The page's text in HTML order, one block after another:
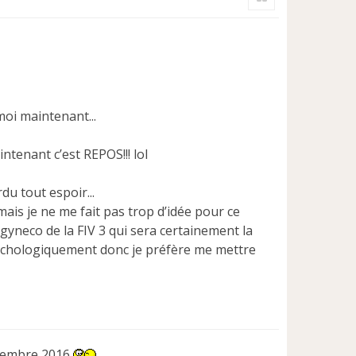
maintenant...
c’est REPOS!!! lol
tout espoir...
je ne me fait pas trop d’idée pour ce
de la FIV 3 qui sera certainement la
donc je préfère me mettre